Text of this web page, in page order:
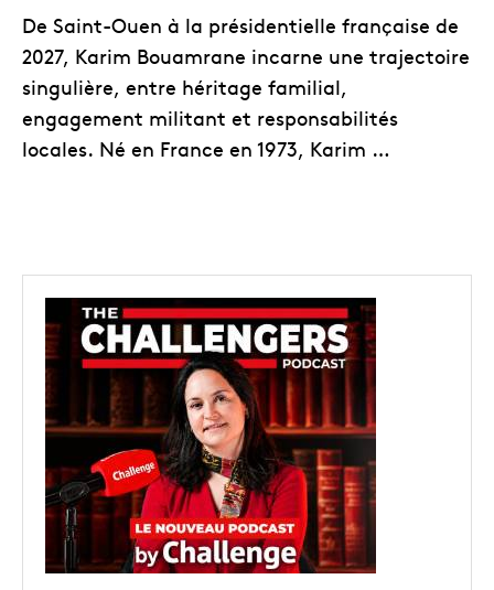
De Saint-Ouen à la présidentielle française de
2027, Karim Bouamrane incarne une trajectoire
singulière, entre héritage familial,
engagement militant et responsabilités
locales. Né en France en 1973, Karim …